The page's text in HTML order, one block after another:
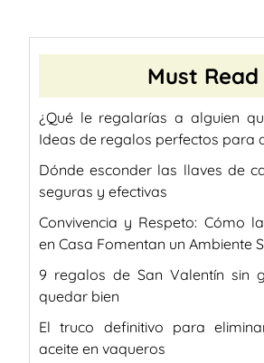
Must Read
¿Qué le regalarías a alguien
Ideas de regalos perfectos para
Dónde esconder las llaves de
seguras y efectivas
Convivencia y Respeto: Cómo
en Casa Fomentan un Ambiente
9 regalos de San Valentín sin
quedar bien
El truco definitivo para
aceite en vaqueros